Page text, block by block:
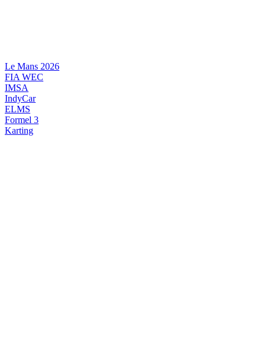
Le Mans 2026
FIA WEC
IMSA
IndyCar
ELMS
Formel 3
Karting